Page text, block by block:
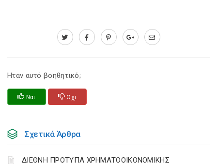
Ηταν αυτό βοηθητικό;
Ναι Οχι
Σχετικά Άρθρα
ΔΙΕΘΝΗ ΠΡΟΤΥΠΑ ΧΡΗΜΑΤΟΟΙΚΟΝΟΜΙΚΗΣ